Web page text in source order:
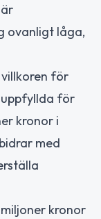
ovanligt låga,
för
uppfyllda för
kronor i
med
kronor